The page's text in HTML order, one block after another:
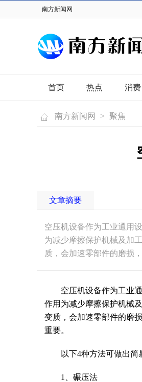
南方新闻网
首页 热点 消费
南方新闻网 > 聚焦
文章摘要
空压机设备作为工业通用
为减少摩擦保护机械及加
质，会加速零部件的磨损
空压机设备作为工业
作用为减少摩擦保护机械
变质，会加速零部件的磨
重要。
以下4种方法可做出简
1、碾压法